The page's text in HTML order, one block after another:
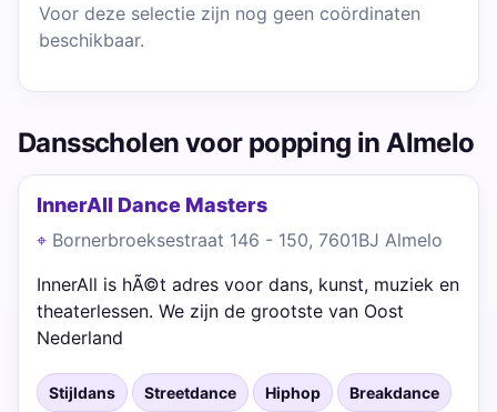
Voor deze selectie zijn nog geen coördinaten
beschikbaar.
Dansscholen voor popping in Almelo
InnerAll Dance Masters
Bornerbroeksestraat 146 - 150, 7601BJ Almelo
InnerAll is hÃ©t adres voor dans, kunst, muziek en
theaterlessen. We zijn de grootste van Oost
Nederland
Stijldans Streetdance Hiphop Breakdance